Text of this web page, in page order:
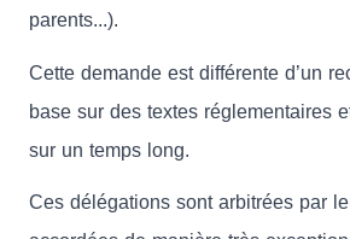
parents...).
Cette demande est différente d’un
base sur des textes réglementaires
sur un temps long.
Ces délégations sont arbitrées par